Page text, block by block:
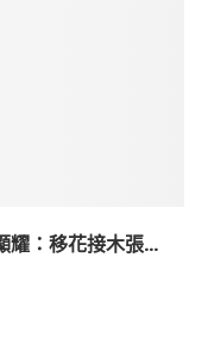
：移花接木張...